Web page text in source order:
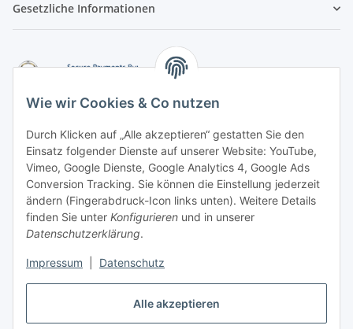
Alle akzeptieren
Wie wir Cookies & Co nutzen
Durch Klicken auf „Alle akzeptieren“ gestatten Sie den
Einsatz folgender Dienste auf unserer Website: YouTube,
Vimeo, Google Dienste, Google Analytics 4, Google Ads
Conversion Tracking. Sie können die Einstellung jederzeit
ändern (Fingerabdruck-Icon links unten). Weitere Details
finden Sie unter Konfigurieren und in unserer
Datenschutzerklärung.
Impressum Datenschutz
Gesetzliche Informationen
Vorkasse per Überweisung
Zahlung per PayPal
Zahlung per Google Pay (PayPal)
Zahlung per Apple Pay (PayPal)
Zahlung per amazon payments
FAQ
Weitere Informationen